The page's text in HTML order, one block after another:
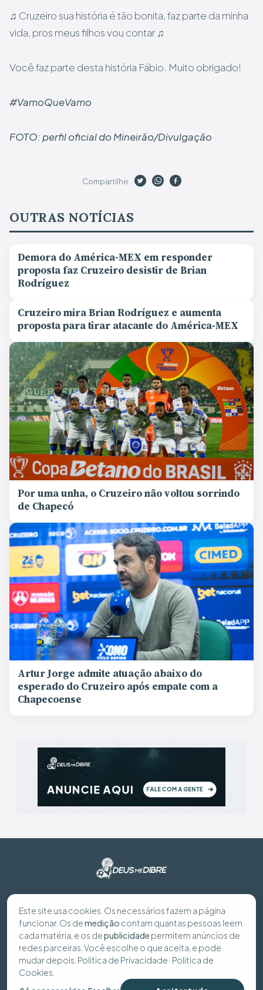
♫ Cruzeiro sua história é tão bonita, faz parte da minha
vida, pros meus filhos vou contar ♫
Você faz parte desta história Fábio. Muito obrigado!
#VamoQueVamo
FOTO: perfil oficial do Mineirão/Divulgação
Compartilhe
OUTRAS NOTÍCIAS
Demora do América-MEX em responder
proposta faz Cruzeiro desistir de Brian
Rodríguez
Cruzeiro mira Brian Rodríguez e aumenta
proposta para tirar atacante do América-MEX
Por uma unha, o Cruzeiro não voltou sorrindo
de Chapecó
Artur Jorge admite atuação abaixo do
esperado do Cruzeiro após empate com a
Chapecoense
Preferências de cookies
Política de Privacidade Política de Cookies Seus dados
Este site usa cookies. Os necessários fazem a página
funcionar. Os demedição contam quantas pessoas leem
cada matéria, e os depublicidade permitem anúncios de
redes parceiras. Você escolhe o que aceita, e pode
mudar depois. Política de Privacidade · Política de
Cookies.